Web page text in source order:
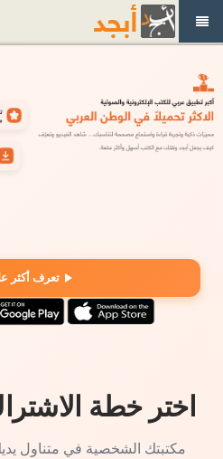
تعرف أكثر
اختر خطة
مكتبتك الشخصية في متناول